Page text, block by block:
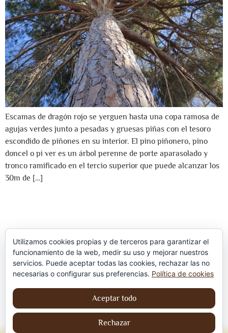
Escamas de dragón rojo se yerguen hasta una copa ramosa de
agujas verdes junto a pesadas y gruesas piñas con el tesoro
escondido de piñones en su interior. El pino piñonero, pino
doncel o pi ver es un árbol perenne de porte aparasolado y
tronco ramificado en el tercio superior que puede alcanzar los
30m de […]
Política de privacidad
Aviso Legal
Política de cookies
Utilizamos cookies propias y de terceros para garantizar el
funcionamiento de la web, medir su uso y mejorar nuestros
servicios. Puede aceptar todas las cookies, rechazar las no
necesarias o configurar sus preferencias. Política de cookies
Aceptar todo
Rechazar